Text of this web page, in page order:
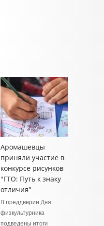
Аромашевцы
приняли участие в
конкурсе рисунков
"ГТО: Путь к знаку
отличия"
В преддверии Дня
физкультурника
подведены итоги